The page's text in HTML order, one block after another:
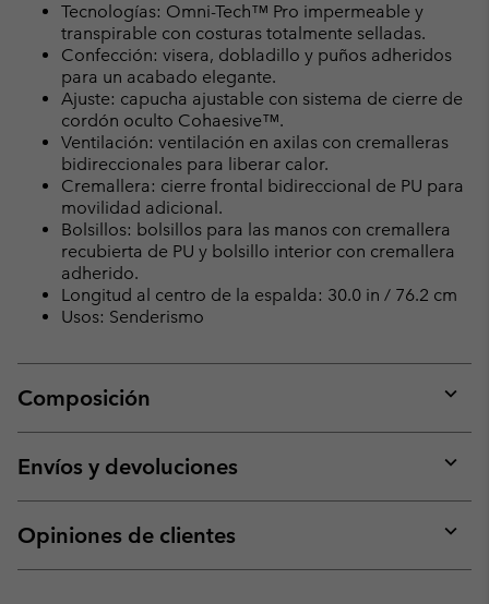
Tecnologías: Omni-Tech™ Pro impermeable y
transpirable con costuras totalmente selladas.
Confección: visera, dobladillo y puños adheridos
para un acabado elegante.
Ajuste: capucha ajustable con sistema de cierre de
cordón oculto Cohaesive™.
Ventilación: ventilación en axilas con cremalleras
bidireccionales para liberar calor.
Cremallera: cierre frontal bidireccional de PU para
movilidad adicional.
Bolsillos: bolsillos para las manos con cremallera
recubierta de PU y bolsillo interior con cremallera
adherido.
Longitud al centro de la espalda: 30.0 in / 76.2 cm
Usos: Senderismo
Composición
or
Envíos y devoluciones
or
Opiniones de clientes
or